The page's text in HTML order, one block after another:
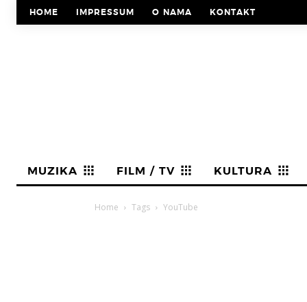
HOME IMPRESSUM O NAMA KONTAKT
MUZIKA FILM / TV KULTURA
Home Tags YouTube